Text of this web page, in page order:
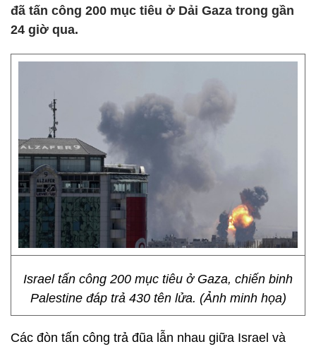
đã tấn công 200 mục tiêu ở Dải Gaza trong gần
24 giờ qua.
Israel tấn công 200 mục tiêu ở Gaza, chiến binh
Palestine đáp trả 430 tên lửa. (Ảnh minh họa)
Các đòn tấn công trả đũa lẫn nhau giữa Israel và